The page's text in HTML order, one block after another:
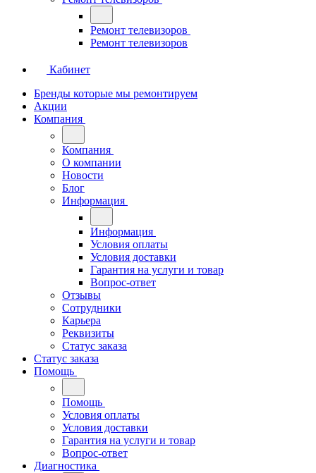
Ремонт телевизоров
Ремонт телевизоров
Кабинет
Бренды которые мы ремонтируем
Акции
Компания
Компания
О компании
Новости
Блог
Информация
Информация
Условия оплаты
Условия доставки
Гарантия на услуги и товар
Вопрос-ответ
Отзывы
Сотрудники
Карьера
Реквизиты
Статус заказа
Статус заказа
Помощь
Помощь
Условия оплаты
Условия доставки
Гарантия на услуги и товар
Вопрос-ответ
Диагностика